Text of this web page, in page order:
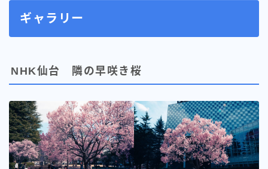
ギャラリー
NHK仙台 隣の早咲き桜